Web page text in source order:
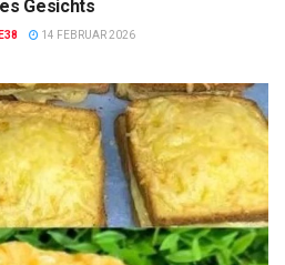
Gesichts
14 FEBRUAR 2026